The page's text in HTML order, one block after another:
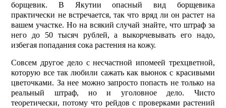
борщевик. В Якутии опасный вид борщевика
практически не встречается, так что вряд ли он растет на
вашем участке. Но на всякий случай знайте, что штраф за
него до 50 тысяч рублей, а выкорчевывать его надо,
избегая попадания сока растения на кожу.
Совсем другое дело с несчастной ипомеей трехцветной,
которую все так любили сажать как вьюнок с красивыми
цветочками. За нее можно запросто попасть не только на
реальный штраф, но и уголовное дело. Чисто
теоретически, потому что рейдов с проверками растений